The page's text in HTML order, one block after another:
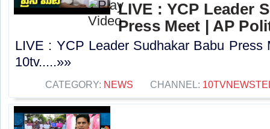
LIVE : YCP Leader
Press Meet | AP
LIVE : YCP Leader Sudhakar Babu Press
10tv.....»»
CATEGORY: NEWS CHANNEL: